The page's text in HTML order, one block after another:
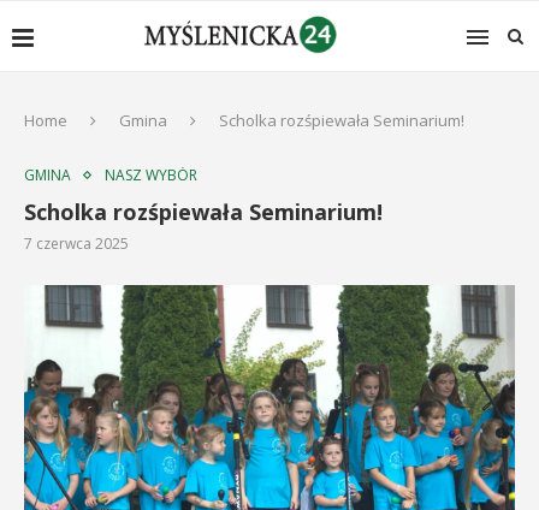
Home Gmina Scholka rozśpiewała Seminarium!
GMINA NASZ WYBÓR
Scholka rozśpiewała Seminarium!
7 czerwca 2025